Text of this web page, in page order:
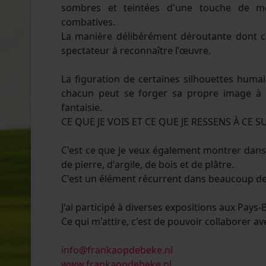
sombres et teintées d'une touche de
combatives.
La manière délibérément déroutante dont
spectateur à reconnaître l'œuvre.
La figuration de certaines silhouettes
chacun peut se forger sa propre image
fantaisie.
CE QUE JE VOIS ET CE QUE JE RESSENS À CE
C'est ce que je veux également montrer
de pierre, d'argile, de bois et de plâtre.
C'est un élément récurrent dans beaucoup
J'ai participé à diverses expositions aux Pays-
Ce qui m'attire, c'est de pouvoir collaborer
info@frankaopdebeke.nl